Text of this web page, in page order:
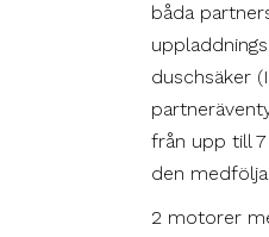
båda
duschsäker
från upp till
den
2 motorer